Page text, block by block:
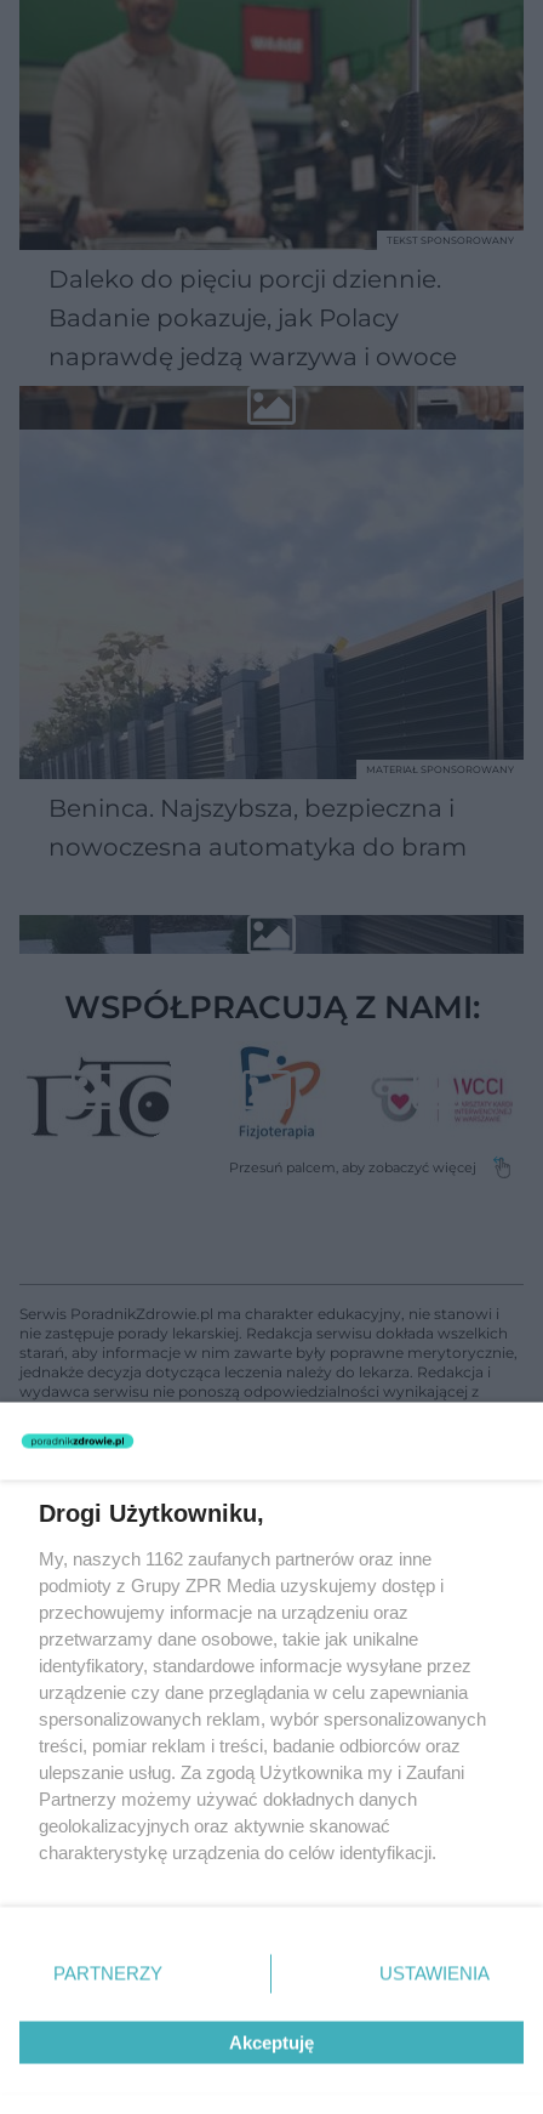
Daleko do pięciu porcji dziennie.
Badanie pokazuje, jak Polacy
naprawdę jedzą warzywa i owoce
TEKST SPONSOROWANY
Beninca. Najszybsza, bezpieczna i
nowoczesna automatyka do bram
MATERIAŁ SPONSOROWANY
WSPÓŁPRACUJĄ Z NAMI:
Serwis PoradnikZdrowie.pl ma charakter edukacyjny, nie stanowi i
nie zastępuje porady lekarskiej. Redakcja serwisu dokłada wszelkich
starań, aby informacje w nim zawarte były poprawne merytorycznie,
jednakże decyzja dotycząca leczenia należy do lekarza. Redakcja i
wydawca serwisu nie ponoszą odpowiedzialności wynikającej z
nie prowadzi działalności leczniczej polegającej na udzielaniu
świadczeń zdrowotnych w rozumieniu art. 3 ust 1 ustawy o
rozpowszechniany lub dalej rozpowszechniany w jakikolwiek sposób
(w tym także elektroniczny lub mechaniczny) na jakimkolwiek polu
eksploatacji w jakiejkolwiek formie, włącznie z umieszczaniem w
Internecie bez pisemnej zgody właściciela praw. Jakiekolwiek użycie
lub wykorzystanie utworów w całości lub w części z naruszeniem
prawa, tzn. bez właściwej zgody, jest zabronione pod groźbą kary i
może być ścigane prawnie.
O nas
Nasze serwisy
Drogi Użytkowniku,
My, naszych 1162 zaufanych partnerów oraz inne
podmioty z Grupy ZPR Media uzyskujemy dostęp i
przechowujemy informacje na urządzeniu oraz
przetwarzamy dane osobowe, takie jak unikalne
identyfikatory, standardowe informacje wysyłane przez
urządzenie czy dane przeglądania w celu zapewniania
spersonalizowanych reklam, wybór spersonalizowanych
treści, pomiar reklam i treści, badanie odbiorców oraz
ulepszanie usług. Za zgodą Użytkownika my i Zaufani
Partnerzy możemy używać dokładnych danych
geolokalizacyjnych oraz aktywnie skanować
charakterystykę urządzenia do celów identyfikacji.
zmienić/wycofać klikając przycisk ustawień prywatności
znajdujący się w lewym dolnym rogu strony
rodzaje przetwarzania danych nie wymagają zgody
użytkownika, ale masz prawo sprzeciwić się takiemu
przetwarzaniu. Preferencje będą miały zastosowanie tylko
PARTNERZY USTAWIENIA
Akceptuję